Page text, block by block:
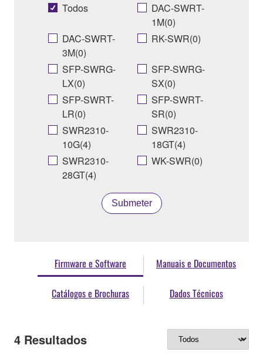
Todos
DAC-SWRT-
1M(0)
DAC-SWRT-
3M(0)
RK-SWR(0)
SFP-SWRG-
LX(0)
SFP-SWRG-
SX(0)
SFP-SWRT-
LR(0)
SFP-SWRT-
SR(0)
SWR2310-
10G(4)
SWR2310-
18GT(4)
SWR2310-
28GT(4)
WK-SWR(0)
Submeter
Firmware e Software Manuais e Documentos
Catálogos e Brochuras Dados Técnicos
4 Resultados